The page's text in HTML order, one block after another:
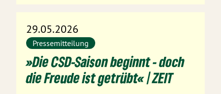
29.05.2026
Pressemitteilung
»Die CSD-Saison beginnt - doch
die Freude ist getrübt« | ZEIT